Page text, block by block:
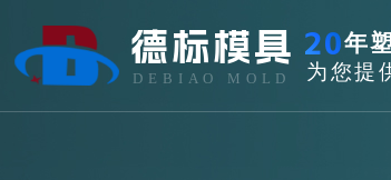
德标模具
DEBIAO MOLD
20年
为您提